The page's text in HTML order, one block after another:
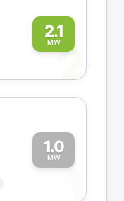
2.1
MW2
1.0
MW
1